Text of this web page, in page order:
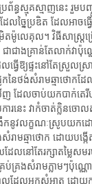
ព័ន្ធស្មុគស្មាញនេះ រួមប
លច្នៃប្រឌិត ដែលអាចធ្
ម៉ូលេគុល។ វិធីសាស្ត្រច្រ
ជាងគ្រាន់តែលាក់វាប៉ុ
ធ្វើឱ្យផ្ទះនៅតែស្រួល
រូកនៃថង់សំរាមឆ្មាថោក
ែលចាប់យកបាក់តេរីប
ារនេះ វាកំចាត់ក្លិនចោ
នូវលក្ខណៈស្រូបយកដោ
សំរាមឆ្មាថោក ដោយបង្
នៅតែរក្សាតម្លៃសមរ
រងសំរាមភ្លាមៗប៉ុណ្ណោះទ
លអ្នកសំអាត ដោយកាត់